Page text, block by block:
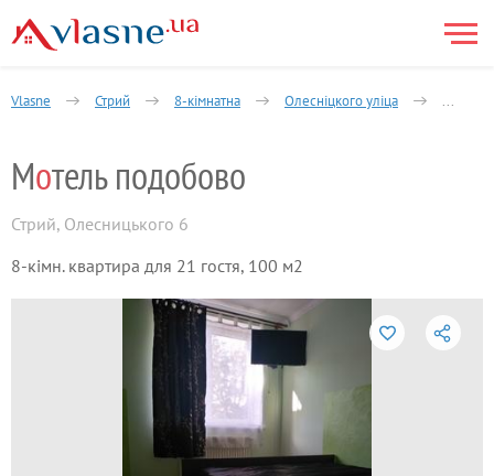
Vlasne Стрий 8-кімнатна Олесніцкого уліца Мотель
Мотель подобово
Стрий, Олесницького 6
8-кімн. квартира для 21 гостя, 100 м2